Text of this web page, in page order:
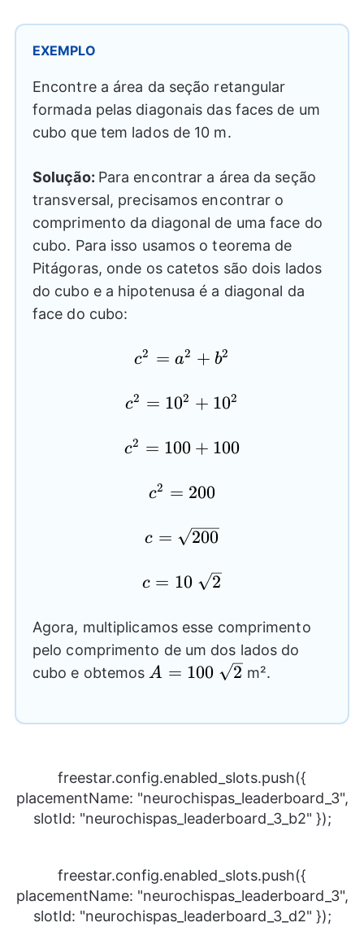
EXEMPLO
Encontre a área da seção retangular
formada pelas diagonais das faces de um
cubo que tem lados de 10 m.
Solução: Para encontrar a área da seção
transversal, precisamos encontrar o
comprimento da diagonal de uma face do
cubo. Para isso usamos o teorema de
Pitágoras, onde os catetos são dois lados
do cubo e a hipotenusa é a diagonal da
face do cubo:
c^2=a^2+b^2
c2 = a2 + b2
c^2=10^2+10^2
c2 = 102 + 102
c^2=100+100
c2 = 100 + 100
c^2=200
c2 = 200
c=\sqrt{200}
c = 200
c=10~\sqrt{2}
c = 10 2
Agora, multiplicamos esse comprimento
pelo comprimento de um dos lados do
cubo e obtemosA=100~\sqrt{2}
A = 100 2 m².
freestar.config.enabled_slots.push({
placementName: "neurochispas_leaderboard_3",
slotId: "neurochispas_leaderboard_3_b2" });
freestar.config.enabled_slots.push({
placementName: "neurochispas_leaderboard_3",
slotId: "neurochispas_leaderboard_3_d2" });